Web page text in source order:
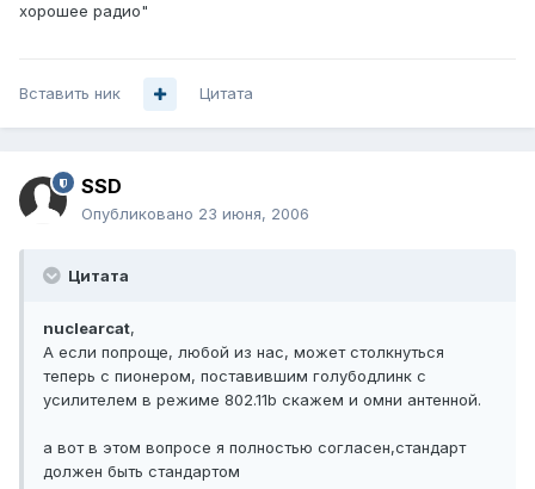
хорошее радио"
Вставить ник Цитата
SSD
Опубликовано 23 июня, 2006
Цитата
nuclearcat,
А если попроще, любой из нас, может столкнуться
теперь с пионером, поставившим голубодлинк с
усилителем в режиме 802.11b скажем и омни антенной.
а вот в этом вопросе я полностью согласен,стандарт
должен быть стандартом